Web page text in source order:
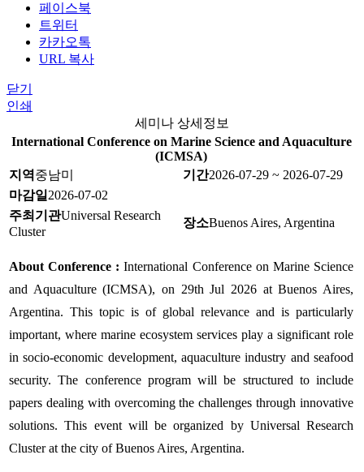
페이스북
트위터
카카오톡
URL 복사
닫기
인쇄
세미나 상세정보
International Conference on Marine Science and Aquaculture
(ICMSA)
지역중남미 기간2026-07-29 ~ 2026-07-29
마감일 2026-07-02
주최기관Universal Research
Cluster
장소Buenos Aires, Argentina
About Conference :International Conference on Marine Science
and Aquaculture (ICMSA), on 29th Jul 2026 at Buenos Aires,
Argentina. This topic is of global relevance and is particularly
important, where marine ecosystem services play a significant role
in socio-economic development, aquaculture industry and seafood
security. The conference program will be structured to include
papers dealing with overcoming the challenges through innovative
solutions. This event will be organized by Universal Research
Cluster at the city of Buenos Aires, Argentina.